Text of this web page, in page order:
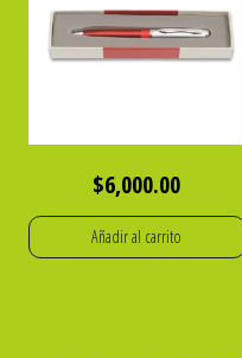
$6,000.00
Añadir al carrito